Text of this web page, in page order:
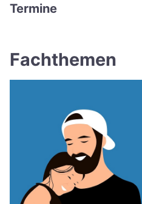
Termine
Fachthemen